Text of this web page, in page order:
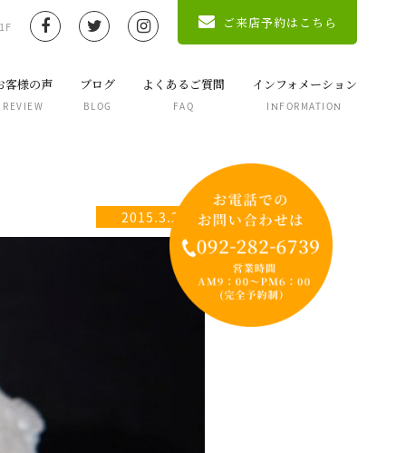
ご来店予約はこちら
客様の声
REVIEW
ブログ
BLOG
よくあるご質問
FAQ
インフォメーション
INFORMATION
2015.3.2